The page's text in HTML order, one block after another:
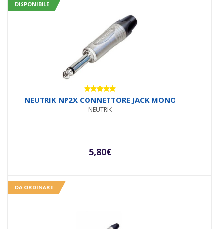
DISPONIBILE
Valutato
5.00su 5
NEUTRIK NP2X CONNETTORE JACK MONO
NEUTRIK
5,80€
DA ORDINARE